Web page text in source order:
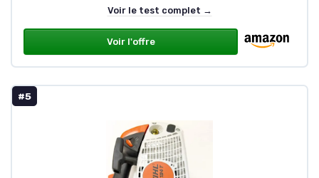
Voir le test complet →
Voir l'offre
#5